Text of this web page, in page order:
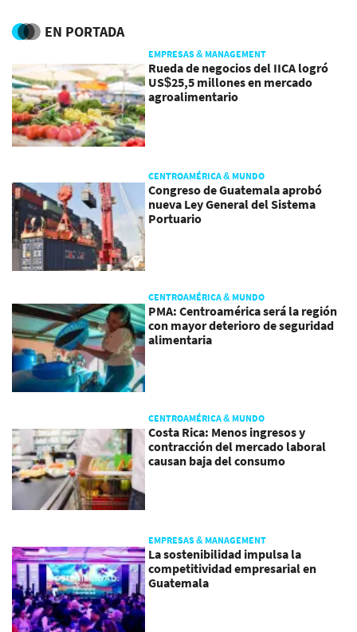
Terminals
EN PORTADA
EMPRESAS & MANAGEMENT
Rueda de negocios del IICA logró
US$25,5 millones en mercado
agroalimentario
CENTROAMÉRICA & MUNDO
Congreso de Guatemala aprobó
nueva Ley General del Sistema
Portuario
CENTROAMÉRICA & MUNDO
PMA: Centroamérica será la región
con mayor deterioro de seguridad
alimentaria
CENTROAMÉRICA & MUNDO
Costa Rica: Menos ingresos y
contracción del mercado laboral
causan baja del consumo
EMPRESAS & MANAGEMENT
La sostenibilidad impulsa la
competitividad empresarial en
Guatemala